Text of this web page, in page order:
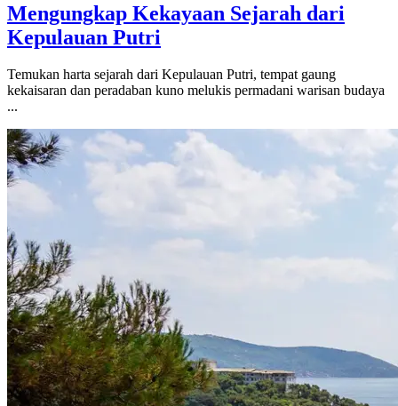
Mengungkap Kekayaan Sejarah dari
Kepulauan Putri
Temukan harta sejarah dari Kepulauan Putri, tempat gaung
kekaisaran dan peradaban kuno melukis permadani warisan budaya
...